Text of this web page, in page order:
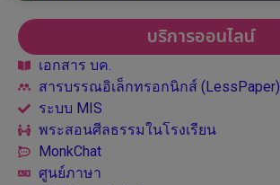
บริการออนไลน์
เอกสาร บค.
สารบรรณอิเล็กทรอกนิกส์ (LessPaper)
ระบบ MIS
พระสอนศีลธรรมในโรงเรียน
MonkChat
ศูนย์ภาษา